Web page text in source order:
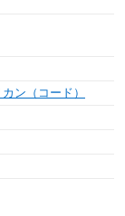
ン（コード）